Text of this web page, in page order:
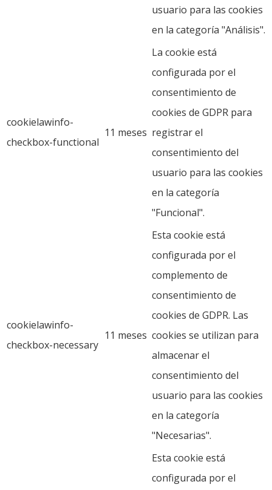
usuario para las cookies
en la categoría "Análisis".
cookielawinfo-
checkbox-functional
11 meses
La cookie está
configurada por el
consentimiento de
cookies de GDPR para
registrar el
consentimiento del
usuario para las cookies
en la categoría
"Funcional".
cookielawinfo-
checkbox-necessary
11 meses
Esta cookie está
configurada por el
complemento de
consentimiento de
cookies de GDPR. Las
cookies se utilizan para
almacenar el
consentimiento del
usuario para las cookies
en la categoría
"Necesarias".
Esta cookie está
configurada por el